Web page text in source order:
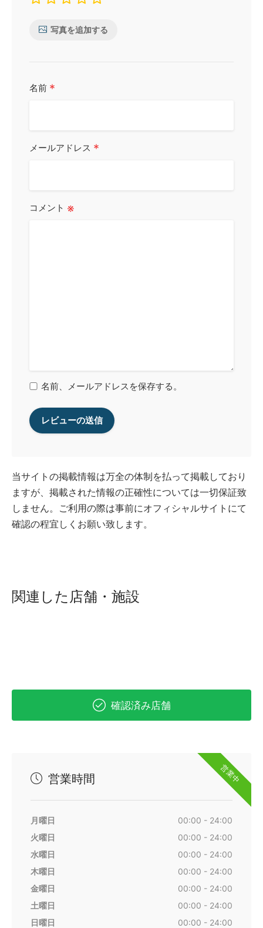
写真を追加する
名前 *
メールアドレス *
コメント ※
名前、メールアドレスを保存する。
当サイトの掲載情報は万全の体制を払って掲載しており
ますが、掲載された情報の正確性については一切保証致
しません。ご利用の際は事前にオフィシャルサイトにて
確認の程宜しくお願い致します。
関連した店舗・施設
確認済み店舗
営業中
営業時間
月曜日
00:00 - 24:00
火曜日
00:00 - 24:00
水曜日
00:00 - 24:00
木曜日
00:00 - 24:00
金曜日
00:00 - 24:00
土曜日
00:00 - 24:00
日曜日
00:00 - 24:00